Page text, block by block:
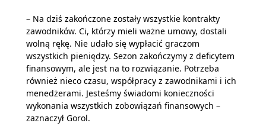
– Na dziś zakończone zostały wszystkie kontrakty
zawodników. Ci, którzy mieli ważne umowy, dostali
wolną rękę. Nie udało się wypłacić graczom
wszystkich pieniędzy. Sezon zakończymy z deficytem
finansowym, ale jest na to rozwiązanie. Potrzeba
również nieco czasu, współpracy z zawodnikami i ich
menedżerami. Jesteśmy świadomi konieczności
wykonania wszystkich zobowiązań finansowych –
zaznaczył Gorol.